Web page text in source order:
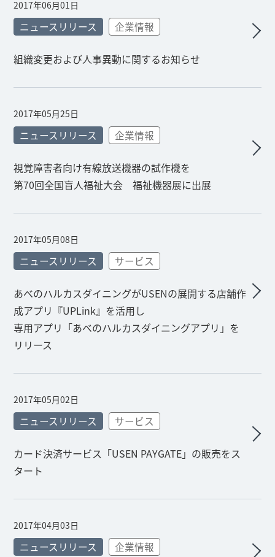
2017年06月01日
ニュースリリース 企業情報
組織変更および人事異動に関するお知らせ
2017年05月25日
ニュースリリース 企業情報
視覚障害者向け有線放送機器の試作機を
第70回全国盲人福祉大会 福祉機器展に出展
2017年05月08日
ニュースリリース サービス
あべのハルカスダイニングがUSENの展開する店舗作
成アプリ『UPLink』を活用し
専用アプリ「あべのハルカスダイニングアプリ」を
リリース
2017年05月02日
ニュースリリース サービス
カード決済サービス「USEN PAYGATE」の販売をス
タート
2017年04月03日
ニュースリリース 企業情報